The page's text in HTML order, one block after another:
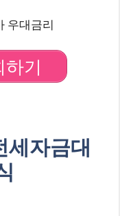
우대금리
기
세자금대